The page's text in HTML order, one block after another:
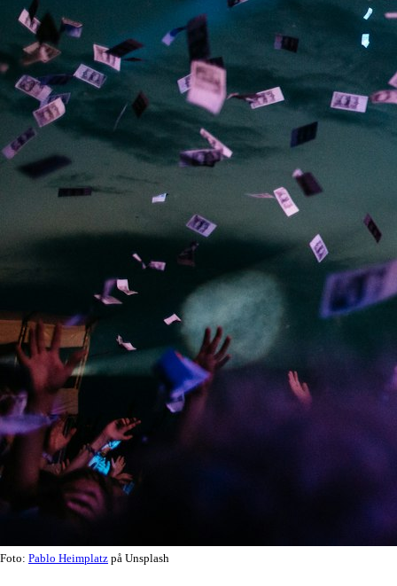
Foto: Pablo Heimplatz på Unsplash